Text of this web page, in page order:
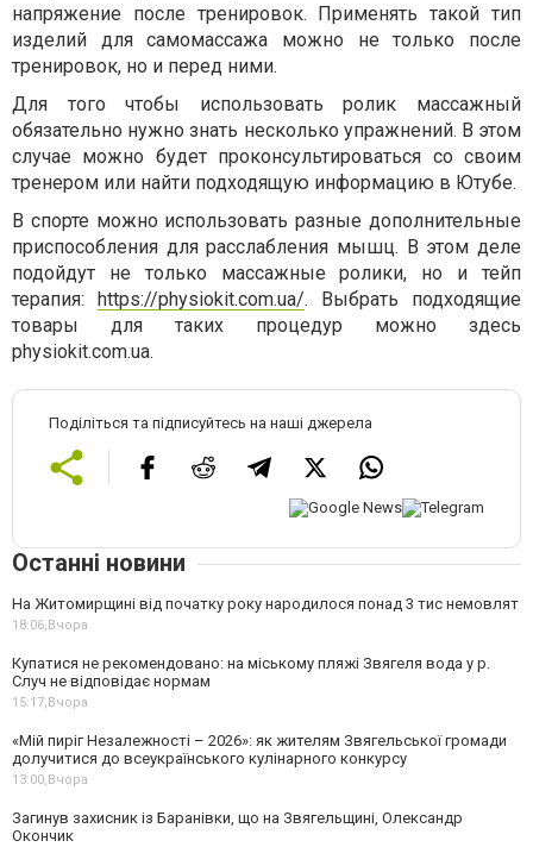
напряжение после тренировок. Применять такой тип
изделий для самомассажа можно не только после
тренировок, но и перед ними.
Для того чтобы использовать ролик массажный
обязательно нужно знать несколько упражнений. В этом
случае можно будет проконсультироваться со своим
тренером или найти подходящую информацию в Ютубе.
В спорте можно использовать разные дополнительные
приспособления для расслабления мышц. В этом деле
подойдут не только массажные ролики, но и тейп
терапия: https://physiokit.com.ua/. Выбрать подходящие
товары для таких процедур можно здесь
physiokit.com.ua.
Поділіться та підписуйтесь на наші джерела
Останні новини
На Житомирщині від початку року народилося понад 3 тис немовлят
18:06, Вчора
Купатися не рекомендовано: на міському пляжі Звягеля вода у р.
Случ не відповідає нормам
15:17, Вчора
«Мій пиріг Незалежності – 2026»: як жителям Звягельської громади
долучитися до всеукраїнського кулінарного конкурсу
13:00, Вчора
Загинув захисник із Баранівки, що на Звягельщині, Олександр
Окончик